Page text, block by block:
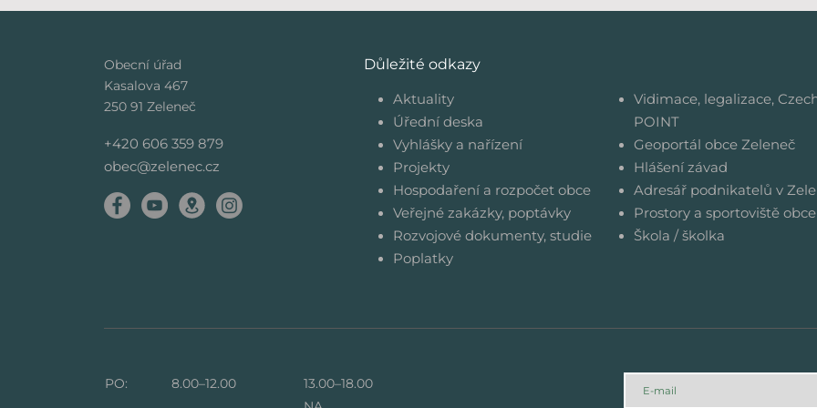
Obecní úřad
Kasalova 467
250 91 Zeleneč
+420 606 359 879
obec@zelenec.cz
Důležité odkazy
Aktuality
Úřední deska
Vyhlášky a nařízení
Projekty
Hospodaření a rozpočet obce
Veřejné zakázky, poptávky
Rozvojové dokumenty, studie
Poplatky
Vidimace, legalizace,
POINT
Geoportál obce Zeleneč
Hlášení závad
Adresář podnikatelů v
Prostory a sportoviště obce
Škola / školka
PO: 8.00–12.00
13.00–18.00